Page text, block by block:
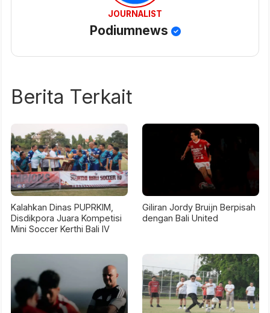
JOURNALIST
Podiumnews
Berita Terkait
Kalahkan Dinas PUPRKIM,
Disdikpora Juara Kompetisi
Mini Soccer Kerthi Bali IV
Giliran Jordy Bruijn Berpisah
dengan Bali United